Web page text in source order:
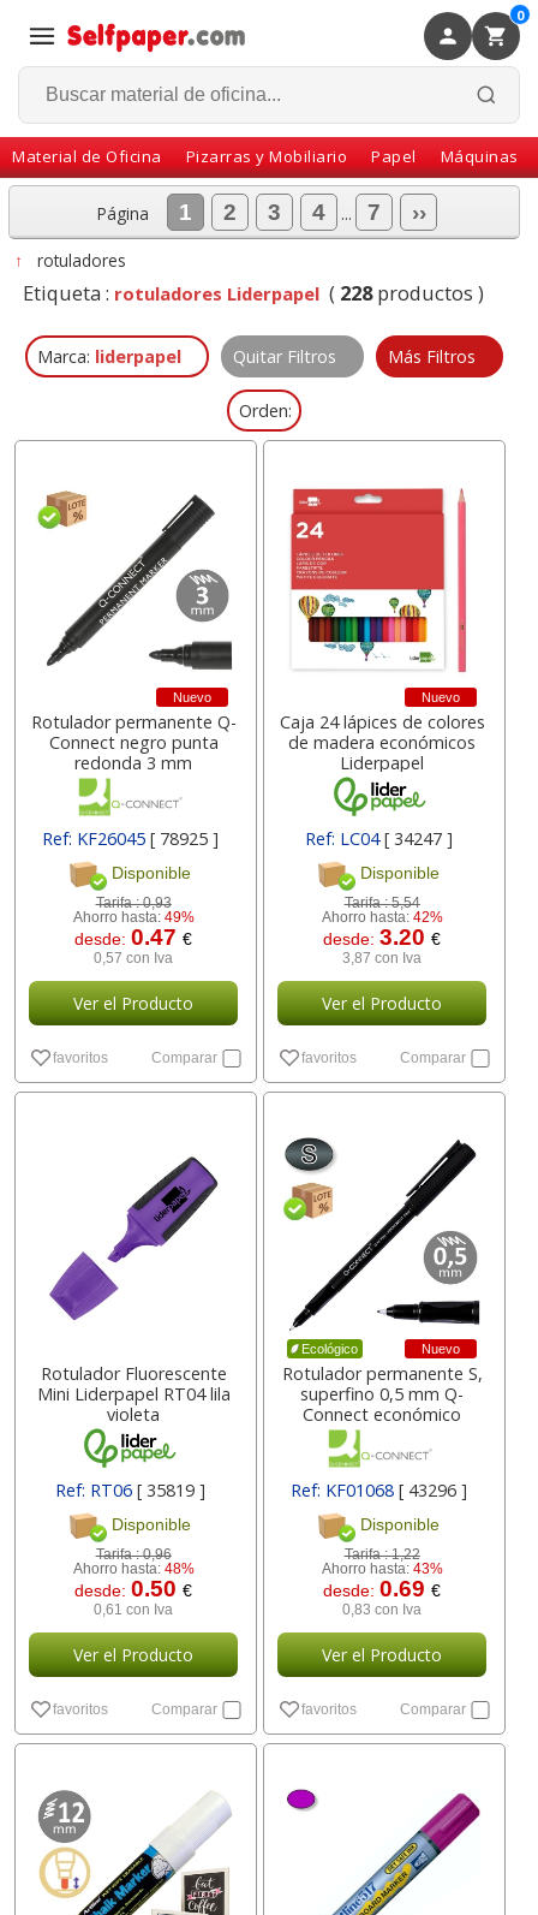
0
Material de Oficina Pizarras y Mobiliario Papel Máquinas
Volver
Página 1 2 3 4 ... 7 ››
↑ rotuladores
Etiqueta : rotuladores Liderpapel ( 228productos )
Marca: liderpapel Quitar Filtros Más Filtros
Orden:
Nuevo
Rotulador permanente Q-
Connect negro punta
redonda 3 mm
Ref: KF26045 [ 78925 ]
Disponible
Tarifa :0,93
Ahorro hasta: 49%
desde:0.47€
0,57 con Iva
Ver el Producto
favoritos Comparar
Nuevo
Caja 24 lápices de colores
de madera económicos
Liderpapel
Ref: LC04[ 34247 ]
Disponible
Tarifa :5,54
Ahorro hasta: 42%
desde:3.20€
3,87 con Iva
Ver el Producto
favoritos Comparar
Rotulador Fluorescente
Mini Liderpapel RT04 lila
violeta
Ref: RT06 [ 35819 ]
Disponible
Tarifa :0,96
Ahorro hasta: 48%
desde:0.50€
0,61 con Iva
Ver el Producto
favoritos Comparar
Ecológico Nuevo
Rotulador permanente S,
superfino 0,5 mm Q-
Connect económico
Ref: KF01068 [ 43296 ]
Disponible
Tarifa :1,22
Ahorro hasta: 43%
desde:0.69€
0,83 con Iva
Ver el Producto
favoritos Comparar